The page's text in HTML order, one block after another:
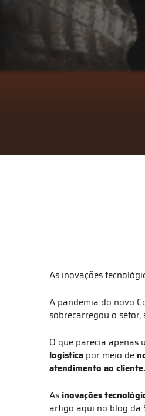
As inovações
A pandemia do novo
sobrecarregou o
O que parecia apenas
logística por meio de
atendimento ao cliente.
As inovações
artigo aqui no blog da